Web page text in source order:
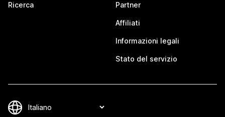
Ricerca Partner
Affiliati
Informazioni legali
Stato del servizio